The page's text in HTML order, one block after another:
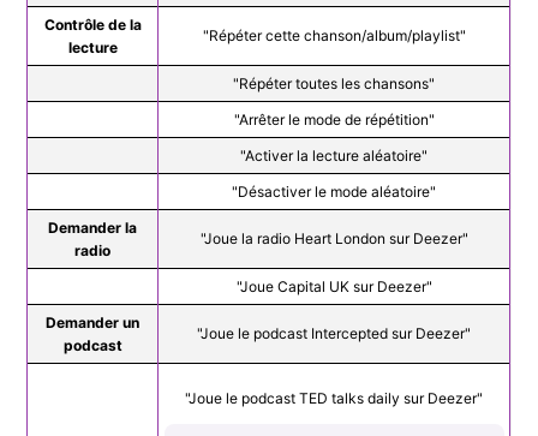
Contrôle de la
lecture
"Répéter cette chanson/album/playlist"
"Répéter toutes les chansons"
"Arrêter le mode de répétition"
"Activer la lecture aléatoire"
"Désactiver le mode aléatoire"
Demander la
radio
"Joue la radio Heart London sur Deezer"
"Joue Capital UK sur Deezer"
Demander un
podcast
"Joue le podcast Intercepted sur Deezer"
"Joue le podcast TED talks daily sur Deezer"